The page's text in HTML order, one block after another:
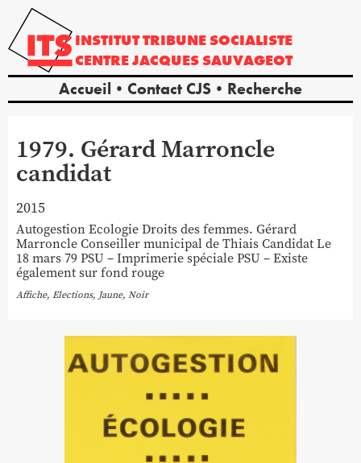
INSTITUTTRIBUNE SOCIALISTE
CENTREJACQUES SAUVAGEOT
Accueil Contact CJS Recherche
1979. Gérard Marroncle
candidat
2015
Autogestion Ecologie Droits des femmes. Gérard
Marroncle Conseiller municipal de Thiais Candidat Le
18 mars 79 PSU – Imprimerie spéciale PSU – Existe
également sur fond rouge
Affiche, Elections, Jaune, Noir